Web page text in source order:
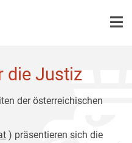
die Justiz
der österreichischen
) präsentieren sich die